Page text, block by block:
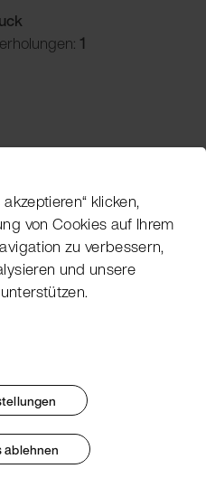
1
Neuigkeiten,
klicken,
von Cookies auf Ihrem
zu verbessern,
und unsere
ablehnen